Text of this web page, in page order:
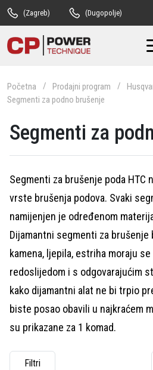
(Zagreb) (Dugopolje)
Početna Prodajni program
Segmenti za podno brušenje
Segmenti za
Segmenti za brušenje poda HTC
vrste brušenja podova. Svaki
namijenjen je određenom
Dijamantni segmenti za brušenje
kamena, ljepila, estriha moraju
redoslijedom i s odgovarajućim
kako dijamantni alat ne bi trpio
biste posao obavili u najkraćem
su prikazane za 1 komad.
Filtri